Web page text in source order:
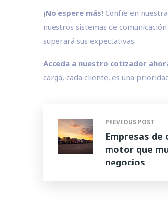
¡No espere más! Confíe en nuestra
nuestros sistemas de
superará sus expectativas.
Acceda a nuestro cotizador
carga, cada cliente, es una
PREVIOUS POST
Empresas de
motor que
negocios